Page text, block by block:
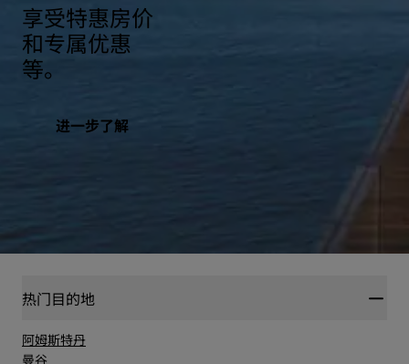
享受特惠房价
和专属优惠
等。
进一步了解
热门目的地
阿姆斯特丹
曼谷